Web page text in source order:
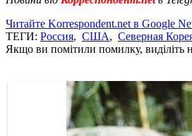
Читайте Korrespondent.net в Google
ТЕГИ: Россия, США, Северная
Якщо ви помітили помилку, виділіть